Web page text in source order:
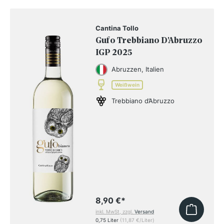
Cantina Tollo
Gufo Trebbiano D'Abruzzo
IGP 2025
Abruzzen, Italien
Weißwein
Trebbiano d’Abruzzo
8,90 €*
inkl. MwSt, zzgl.Versand
0,75 Liter (11,87 €/Liter)